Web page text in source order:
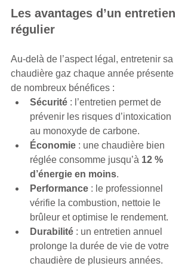
Les avantages d’un entretien
régulier
Au-delà de l’aspect légal, entretenir sa
chaudière gaz chaque année présente
de nombreux bénéfices :
Sécurité : l’entretien permet de
prévenir les risques d’intoxication
au monoxyde de carbone.
Économie : une chaudière bien
réglée consomme jusqu’à 12 %
d’énergie en moins.
Performance : le professionnel
vérifie la combustion, nettoie le
brûleur et optimise le rendement.
Durabilité : un entretien annuel
prolonge la durée de vie de votre
chaudière de plusieurs années.